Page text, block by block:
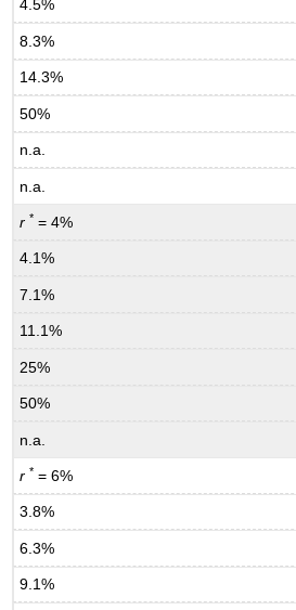
4.5%
8.3%
14.3%
50%
n.a.
n.a.
r * = 4%
4.1%
7.1%
11.1%
25%
50%
n.a.
r * = 6%
3.8%
6.3%
9.1%